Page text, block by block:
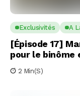
Exclusivités A
[Épisode 17]
pour le binôme
2 Min(s)